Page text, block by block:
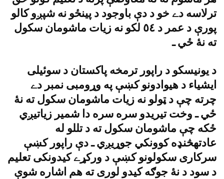
ترلاسه دے خو د دې باوجود د پينځو نه شپږو کالو
پورې د عمر د ٥٤ لکو نه زيات ماشومان سکول
ته نۀ ځي ـ
د يونيسکو د راپور ترمخه پاکستان د سوئيلى
ايشياء د هيوادونو کښې په وړومبى نمبر دے
چرته چې د ټولو نه زيات ماشومان سکول ته نۀ
ځي ـ وخت تيريدو سره سره دا شمير زياتيږي
ځکه چې ماشومان سکول ته د تللو له
عادتهڅنډه کوونکي جوړيږي ـ دې راپور کښې
سرکارى سکولونو کښې د ورکړے کيدونکى تعليم
د سود د نۀ جوګه کيدو لورى ته هم اشاره شوې